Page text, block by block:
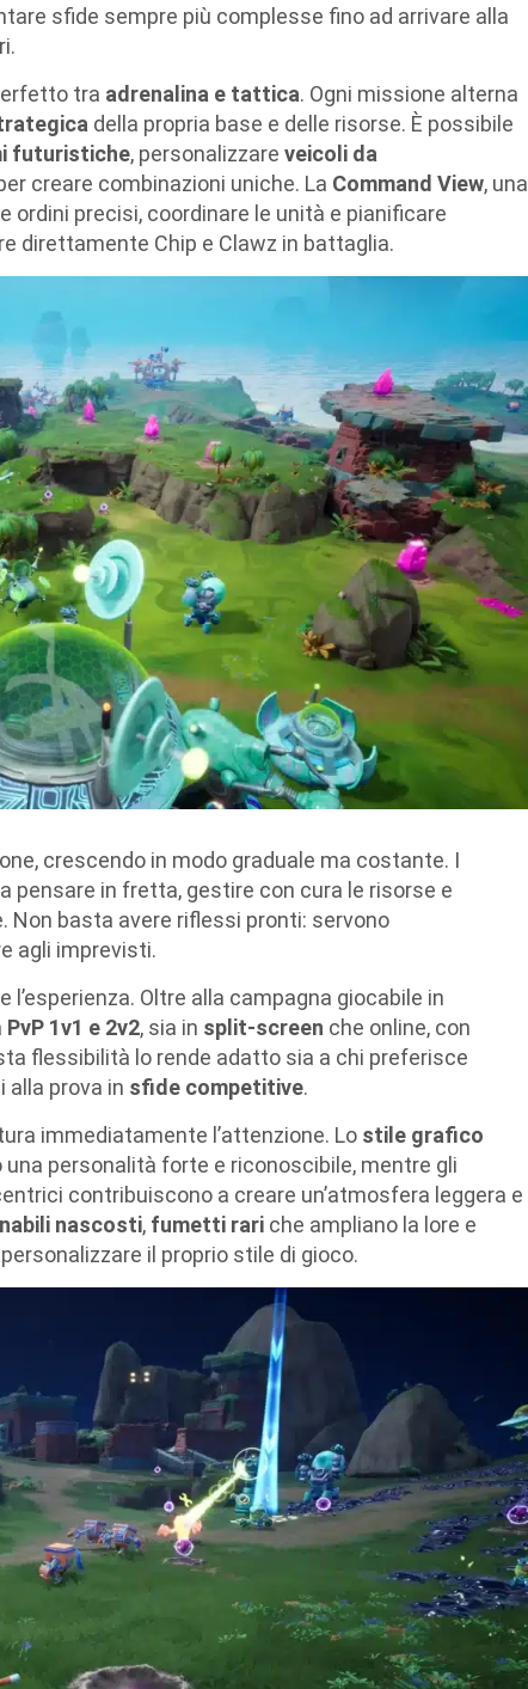
sfide sempre più complesse fino ad arrivare alla
tra adrenalina e tattica. Ogni missione alterna
della propria base e delle risorse. È possibile
futuristiche, personalizzare veicoli da
creare combinazioni uniche. La Command View, una
precisi, coordinare le unità e pianificare
direttamente Chip e Clawz in battaglia.
crescendo in modo graduale ma costante. I
pensare in fretta, gestire con cura le risorse e
basta avere riflessi pronti: servono
agli imprevisti.
l’esperienza. Oltre alla campagna giocabile in
PvP 1v1 e 2v2, sia in split-screen che online, con
flessibilità lo rende adatto sia a chi preferisce
alla prova in sfide competitive.
immediatamente l’attenzione. Lo stile grafico
personalità forte e riconoscibile, mentre gli
contribuiscono a creare un’atmosfera leggera e
nascosti, fumetti rari che ampliano la lore e
il proprio stile di gioco.